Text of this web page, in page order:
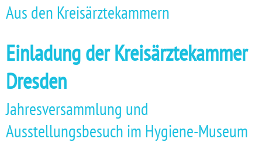
Aus den Kreisärztekammern
Einladung der Kreisärztekammer
Dresden
Jahresversammlung und
Ausstellungsbesuch im Hygiene-Museum